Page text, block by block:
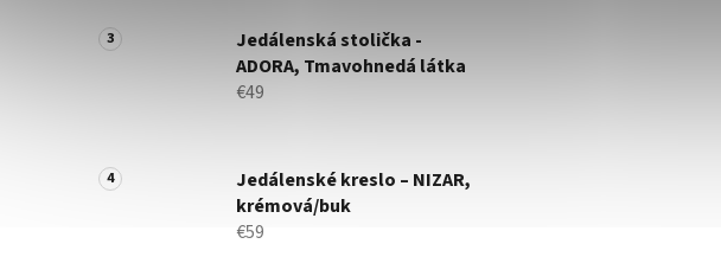
Jedálenská stolička -
ADORA, Tmavohnedá látka
€49
Jedálenské kreslo – NIZAR,
krémová/buk
€59